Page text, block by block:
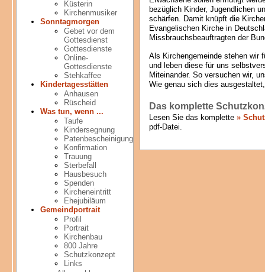
Küsterin
Kirchenmusiker
Sonntagmorgen
Gebet vor dem
Gottesdienst
Gottesdienste
Online-
Gottesdienste
Stehkaffee
Kindertagesstätten
Anhausen
Rüscheid
Was tun, wenn ...
Taufe
Kindersegnung
Patenbescheinigung
Konfirmation
Trauung
Sterbefall
Hausbesuch
Spenden
Kircheneintritt
Ehejubiläum
Gemeindportrait
Profil
Portrait
Kirchenbau
800 Jahre
Schutzkonzept
Links
bezüglich Kinder, Jugendlichen
schärfen. Damit knüpft die
Evangelischen Kirche in
Missbrauchsbeauftragten der
Als Kirchengemeinde stehen wir
und leben diese für uns
Miteinander. So versuchen wir,
Wie genau sich dies
Das komplette
Lesen Sie das komplette »
pdf-Datei.